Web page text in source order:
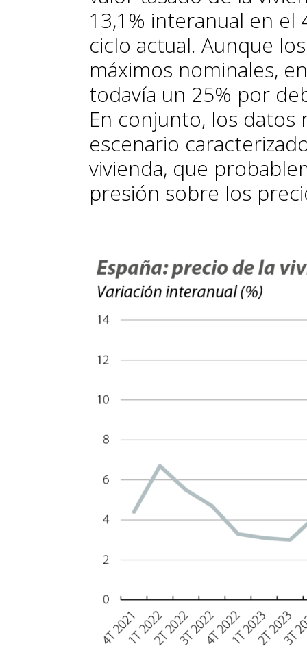
13,1% interanual en
ciclo actual. Aunque
máximos nominales,
todavía un 25% por
En conjunto, los
escenario
vivienda, que
presión sobre los